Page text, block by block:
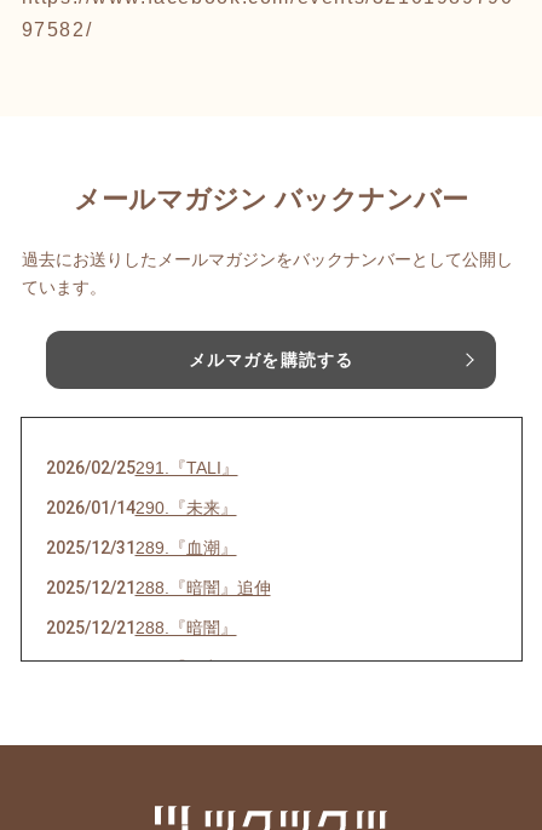
97582/
メールマガジン バックナンバー
過去にお送りしたメールマガジンをバックナンバーとして公開し
ています。
メルマガを購読する
2026/02/25291.『TALI』
2026/01/14290.『未来』
2025/12/31289.『血潮』
2025/12/21288.『暗闇』追伸
2025/12/21288.『暗闇』
2025/07/16286.『ネ申』
2025/05/28284.『東京』